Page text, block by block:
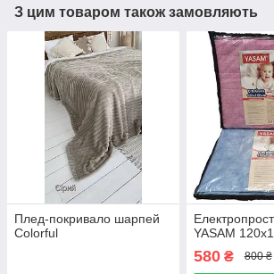
З цим товаром також замовляють
Плед-покривало шарпей
Colorful
YASAM
580₴ 800 ₴